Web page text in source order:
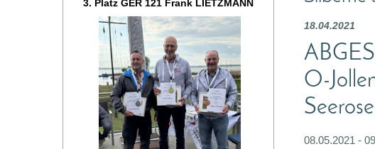
18.04.2021
O-
08.05.2021 -
3. Platz GER 121 Frank LIETZMANN